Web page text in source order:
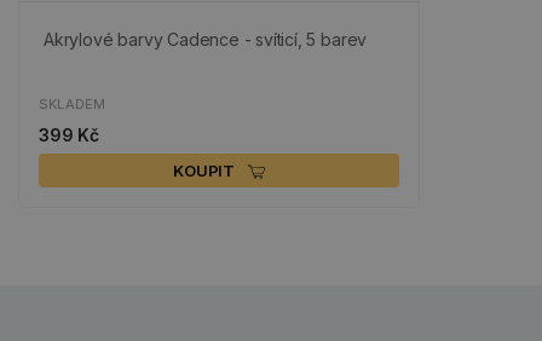
Akrylové barvy Cadence - svíticí, 5 barev
SKLADEM
399 Kč
KOUPIT